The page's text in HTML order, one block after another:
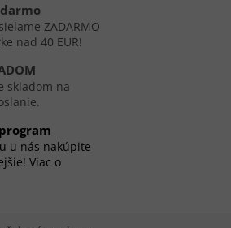
ZADARMO
nad 40 EUR!
skladom na
u nás nakúpite
Viac o